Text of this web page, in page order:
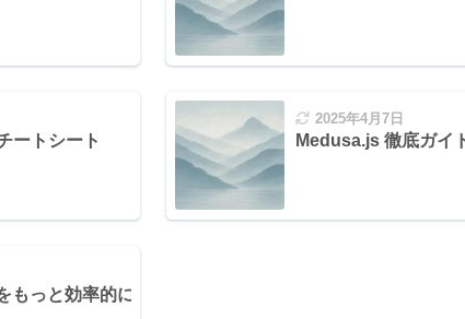
ートシート
2025年4月7日
Medusa.js 徹底ガイ
っと効率的に！実践的自動化テクニック